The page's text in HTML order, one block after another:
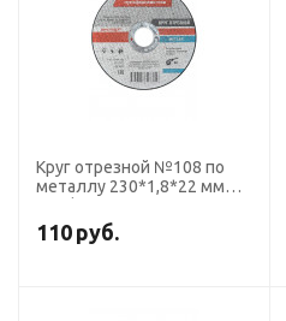
Круг отрезной №108 по
металлу 230*1,8*22 мм
тип 41
110 руб.